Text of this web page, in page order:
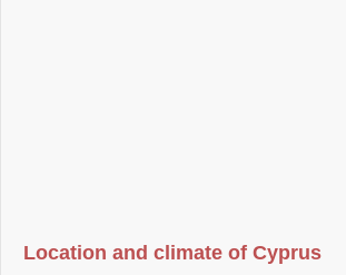
Location and climate of Cyprus